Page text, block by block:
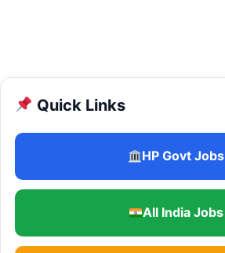
Quick Links
HP Govt Jobs
All India Jobs